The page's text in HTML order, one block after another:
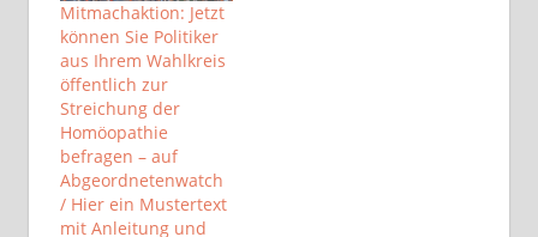
Mitmachaktion: Jetzt
können Sie Politiker
aus Ihrem Wahlkreis
öffentlich zur
Streichung der
Homöopathie
befragen – auf
Abgeordnetenwatch
/ Hier ein Mustertext
mit Anleitung und